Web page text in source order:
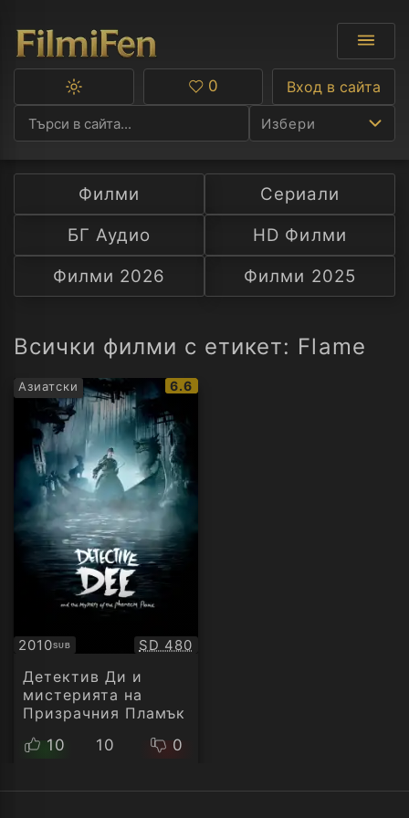
Избери
Ф
С
А
Превключване
тъмна
тема
Любими
0 Вход в сайта
Филми
Сериали
БГ Аудио
HD Филми
Филми 2026
Филми 2025
Всички филми с етикет: Flame
Азиатски
IMDb
6.6
2010SUB
Субтитри Качество:
SD 480
Детектив Ди и
мистерията на
Призрачния Пламък
10
10 0